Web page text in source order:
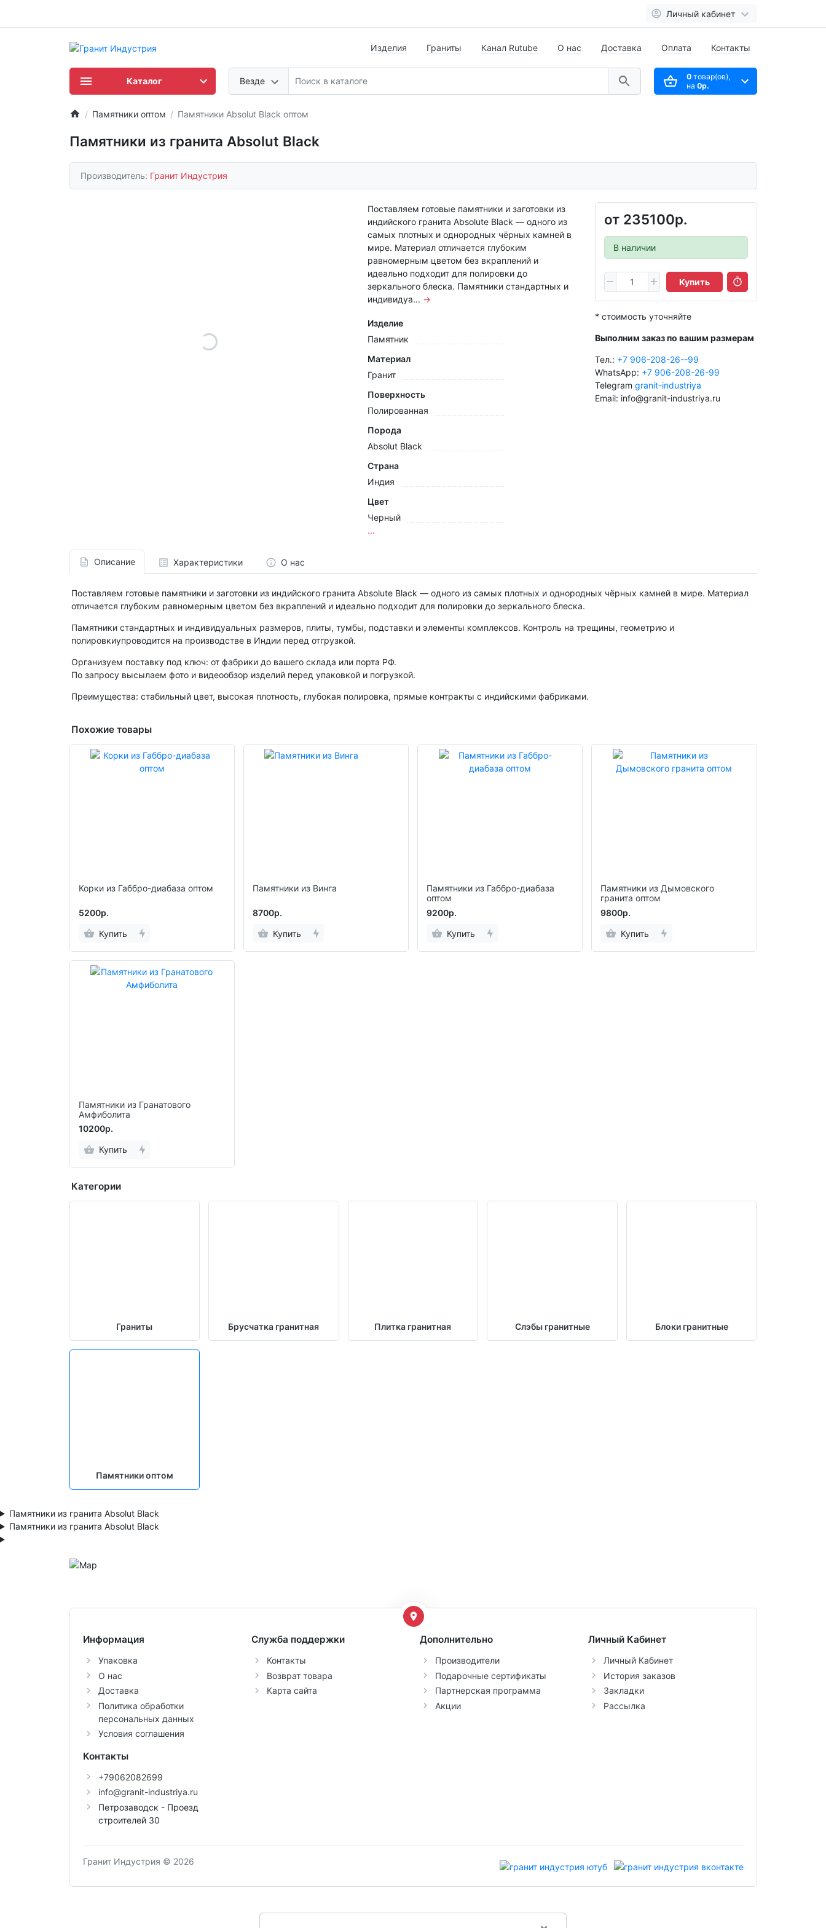
Личный кабинет
Везде
Изделия Граниты Канал Rutube О нас Доставка Оплата Контакты
0товар(ов),
на 0р.
Каталог
Памятники оптом Памятники Absolut Black оптом
Памятники из гранита Absolut Black
Производитель: Гранит Индустрия
от 235100р.
В наличии
Купить
* стоимость уточняйте
Выполним заказ по вашим размерам
Тел.: +7 906-208-26--99
WhatsApp: +7 906-208-26-99
Telegram granit-industriya
Email: info@granit-industriya.ru
Поставляем готовые памятники и заготовки из
индийского гранита Absolute Black — одного из
самых плотных и однородных чёрных камней в
мире. Материал отличается глубоким
равномерным цветом без вкраплений и
идеально подходит для полировки до
зеркального блеска. Памятники стандартных и
индивидуа... →
Изделие
Памятник
Материал
Гранит
Поверхность
Полированная
Порода
Absolut Black
Страна
Индия
Цвет
Черный
...
Описание Характеристики О нас
Поставляем готовые памятники и заготовки из индийского гранита Absolute Black — одного из самых плотных и однородных чёрных камней в мире. Материал
отличается глубоким равномерным цветом без вкраплений и идеально подходит для полировки до зеркального блеска.
Памятники стандартных и индивидуальных размеров, плиты, тумбы, подставки и элементы комплексов. Контроль на трещины, геометрию и
полировкиупроводится на производстве в Индии перед отгрузкой.
Организуем поставку под ключ: от фабрики до вашего склада или порта РФ.
По запросу высылаем фото и видеообзор изделий перед упаковкой и погрузкой.
Преимущества: стабильный цвет, высокая плотность, глубокая полировка, прямые контракты с индийскими фабриками.
Похожие товары
Корки из Габбро-диабаза оптом
5200р.
Купить
Памятники из Винга
8700р.
Купить
Памятники из Габбро-диабаза
оптом
9200р.
Купить
Памятники из Дымовского
гранита оптом
9800р.
Купить
Памятники из Гранатового
Амфиболита
10200р.
Купить
Категории
Граниты Брусчатка гранитная Плитка гранитная Слэбы гранитные Блоки гранитные
Памятники оптом
Памятники из гранита Absolut Black
Памятники из гранита Absolut Black
Информация
Упаковка
О нас
Доставка
Политика обработки
персональных данных
Условия соглашения
Служба поддержки
Контакты
Возврат товара
Карта сайта
Дополнительно
Производители
Подарочные сертификаты
Партнерская программа
Акции
Личный Кабинет
Личный Кабинет
История заказов
Закладки
Рассылка
Контакты
+79062082699
info@granit-industriya.ru
Петрозаводск - Проезд
строителей 30
Гранит Индустрия © 2026